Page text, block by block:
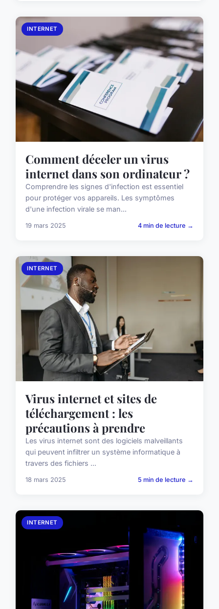
INTERNET
Comment déceler un virus
internet dans son ordinateur ?
Comprendre les signes d'infection est essentiel
pour protéger vos appareils. Les symptômes
d'une infection virale se man...
19 mars 2025 4 min de lecture →
INTERNET
Virus internet et sites de
téléchargement : les
précautions à prendre
Les virus internet sont des logiciels malveillants
qui peuvent infiltrer un système informatique à
travers des fichiers ...
18 mars 2025 5 min de lecture →
INTERNET